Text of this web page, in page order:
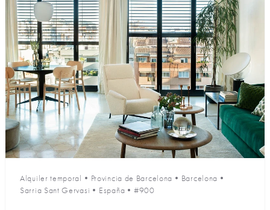
Alquiler temporal • Provincia de Barcelona • Barcelona •
Sarria Sant Gervasi • España • #900